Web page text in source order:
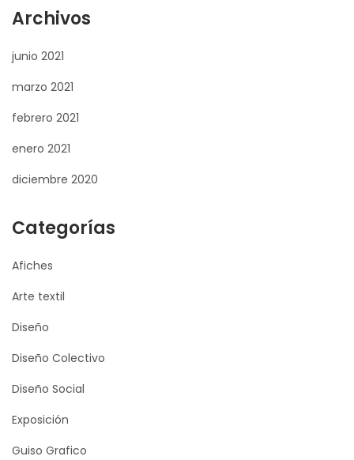
Archivos
junio 2021
marzo 2021
febrero 2021
enero 2021
diciembre 2020
Categorías
Afiches
Arte textil
Diseño
Diseño Colectivo
Diseño Social
Exposición
Guiso Grafico